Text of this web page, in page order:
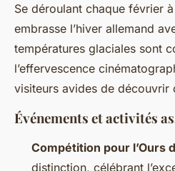
Se déroulant chaque février
embrasse l’hiver allemand
températures glaciales sont
l’effervescence
visiteurs avides de découvrir
Événements et activités
Compétition pour l’Ours
distinction, célébrant